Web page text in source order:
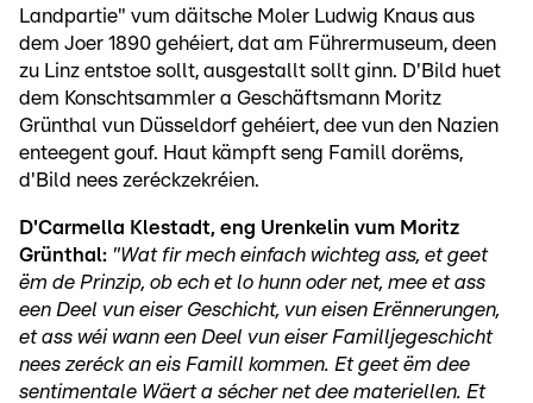
Landpartie" vum däitsche Moler Ludwig Knaus aus
dem Joer 1890 gehéiert, dat am Führermuseum, deen
zu Linz entstoe sollt, ausgestallt sollt ginn. D'Bild huet
dem Konschtsammler a Geschäftsmann Moritz
Grünthal vun Düsseldorf gehéiert, dee vun den Nazien
enteegent gouf. Haut kämpft seng Famill dorëms,
d'Bild nees zeréckzekréien.
D'Carmella Klestadt, eng Urenkelin vum Moritz
Grünthal: "Wat fir mech einfach wichteg ass, et geet
ëm de Prinzip, ob ech et lo hunn oder net, mee et ass
een Deel vun eiser Geschicht, vun eisen Erënnerungen,
et ass wéi wann een Deel vun eiser Familljegeschicht
nees zeréck an eis Famill kommen. Et geet ëm dee
sentimentale Wäert a sécher net dee materiellen. Et